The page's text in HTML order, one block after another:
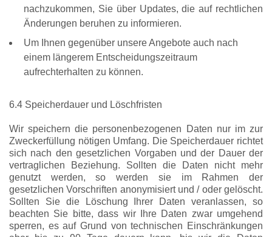
nachzukommen, Sie über Updates, die auf rechtlichen
Änderungen beruhen zu informieren.
Um Ihnen gegenüber unsere Angebote auch nach
einem längerem Entscheidungszeitraum
aufrechterhalten zu können.
6.4 Speicherdauer und Löschfristen
Wir speichern die personenbezogenen Daten nur im zur
Zweckerfüllung nötigen Umfang. Die Speicherdauer richtet
sich nach den gesetzlichen Vorgaben und der Dauer der
vertraglichen Beziehung. Sollten die Daten nicht mehr
genutzt werden, so werden sie im Rahmen der
gesetzlichen Vorschriften anonymisiert und / oder gelöscht.
Sollten Sie die Löschung Ihrer Daten veranlassen, so
beachten Sie bitte, dass wir Ihre Daten zwar umgehend
sperren, es auf Grund von technischen Einschränkungen